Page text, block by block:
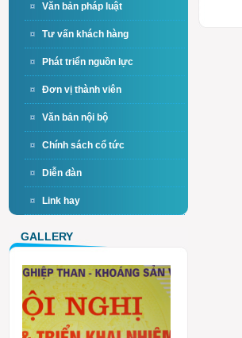
Văn bản pháp luật
Tư vấn khách hàng
Phát triển nguồn lực
Đơn vị thành viên
Văn bản nội bộ
Chính sách cổ tức
Diễn đàn
Link hay
GALLERY